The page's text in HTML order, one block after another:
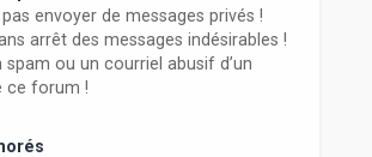
envoyer de messages privés !
arrêt des messages indésirables !
spam ou un courriel abusif d’un
ce forum !